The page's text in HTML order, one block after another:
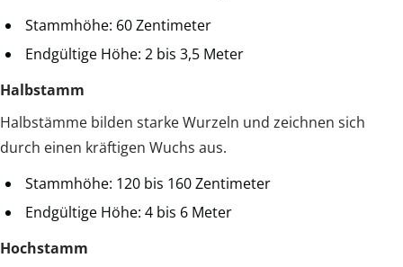
Stammhöhe: 60 Zentimeter
Endgültige Höhe: 2 bis 3,5 Meter
Halbstamm
Halbstämme bilden starke Wurzeln und zeichnen sich
durch einen kräftigen Wuchs aus.
Stammhöhe: 120 bis 160 Zentimeter
Endgültige Höhe: 4 bis 6 Meter
Hochstamm